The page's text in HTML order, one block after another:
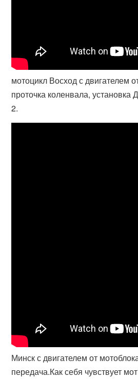
мотоцикл Восход с двигателем
проточка коленвала,
2.
Минск с двигателем от
передача.Как себя чувствует